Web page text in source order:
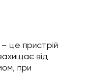
це пристрій
від
при